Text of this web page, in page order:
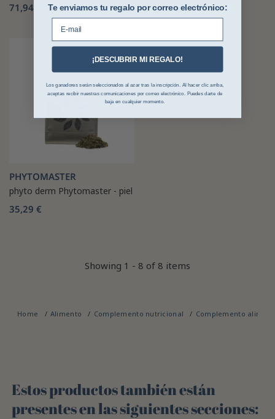
71,94 €
PHYTOMASTER
phyto derm Phytomaster - piel
35,29 €
Showing 1 - 8 of 8 items
Home Alimento Complemento nutricional Complemento
Estos productos también están
presentes en las siguientes secciones:
Te enviamos tu regalo por correo electrónico:
¡DESCUBRIR MI REGALO!
Los ganadores serán seleccionados al azar tras la inscripción. Al hacer clic arriba,
aceptas recibir nuestras comunicaciones por correo electrónico. Puedes darte de
baja en cualquier momento.